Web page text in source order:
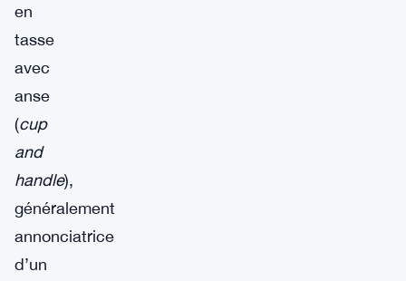
en
tasse
avec
anse
(cup
and
handle),
généralement
annonciatrice
d’un